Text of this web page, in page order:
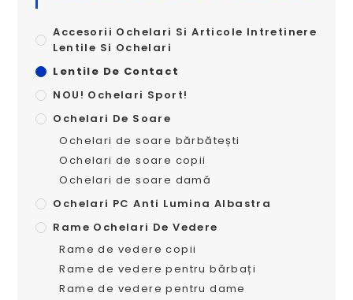
Accesorii Ochelari Si Articole Intretinere
Lentile Si Ochelari
Lentile De Contact
NOU! Ochelari Sport!
Ochelari De Soare
Ochelari de soare bărbătești
Ochelari de soare copii
Ochelari de soare damă
Ochelari PC Anti Lumina Albastra
Rame Ochelari De Vedere
Rame de vedere copii
Rame de vedere pentru bărbați
Rame de vedere pentru dame